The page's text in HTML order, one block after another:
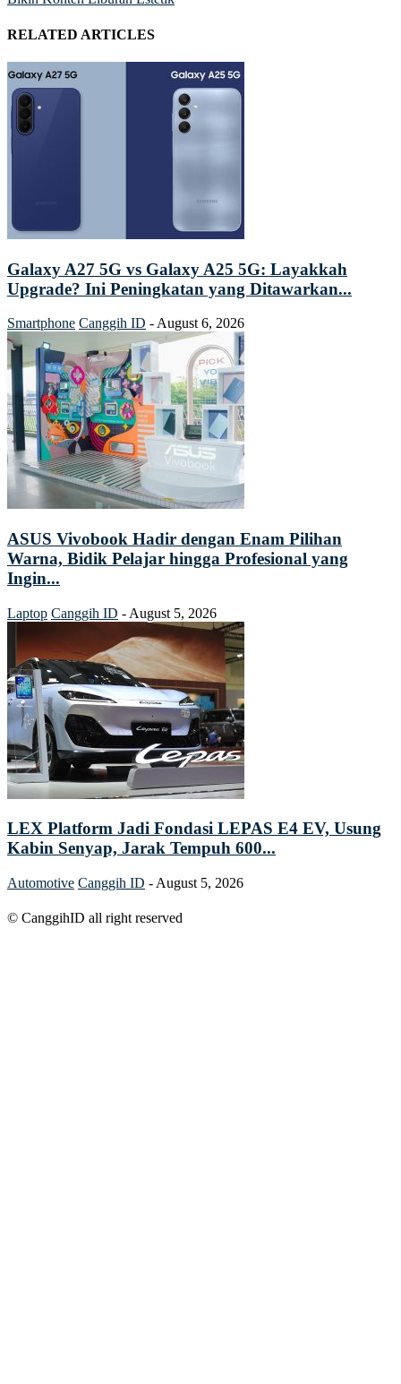
RELATED ARTICLES
Galaxy A27 5G vs Galaxy A25 5G: Layakkah
Upgrade? Ini Peningkatan yang Ditawarkan...
Smartphone Canggih ID - August 6, 2026
ASUS Vivobook Hadir dengan Enam Pilihan
Warna, Bidik Pelajar hingga Profesional yang
Ingin...
Laptop Canggih ID - August 5, 2026
LEX Platform Jadi Fondasi LEPAS E4 EV, Usung
Kabin Senyap, Jarak Tempuh 600...
Automotive Canggih ID - August 5, 2026
© CanggihID all right reserved